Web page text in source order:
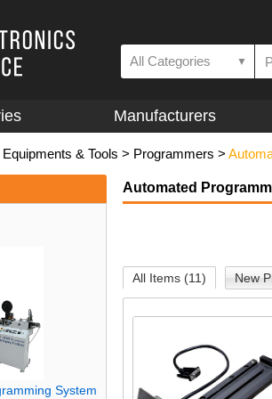
All Categories ▼
Manufacturers
Equipments & Tools > Programmers >
System
Automated
All Items (11) New